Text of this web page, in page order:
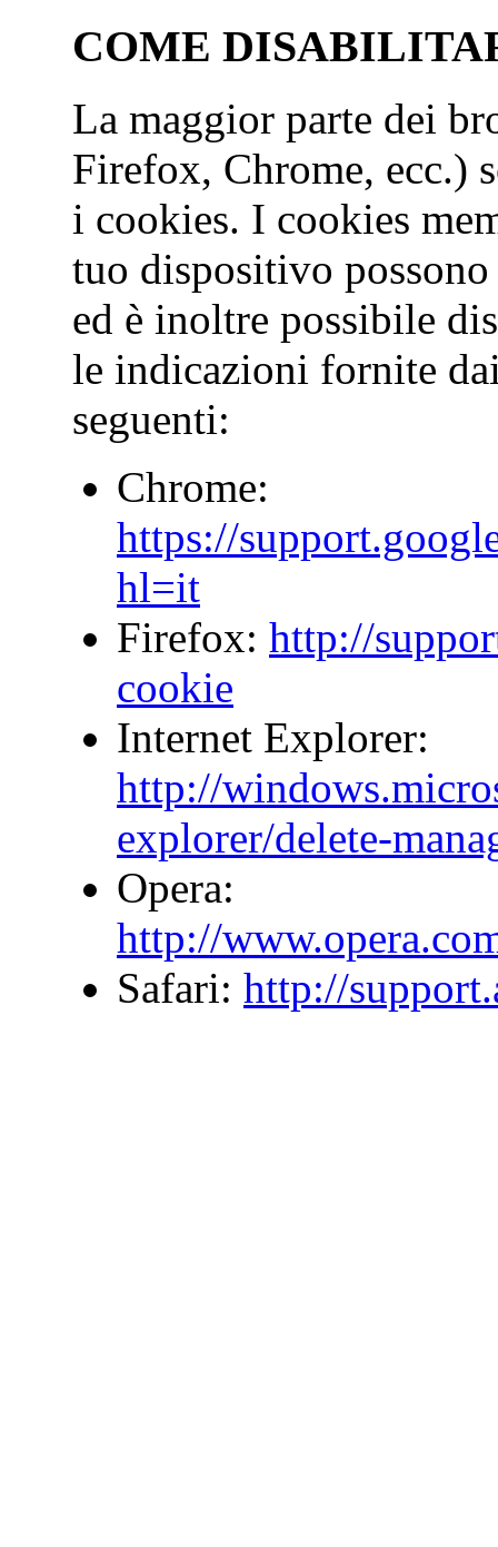
COME
La maggior parte dei
Firefox, Chrome, ecc.)
i cookies. I cookies
tuo dispositivo possono
ed è inoltre possibile
le indicazioni fornite
seguenti:
Chrome:
https://
hl=it
Firefox: http://
cookie
Internet Explorer:
http://
explorer/delete-
Opera:
http://
Safari: http://